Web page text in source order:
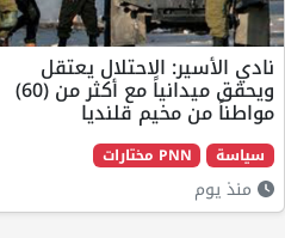
نادي الأسير: الاحتلال يعتقل
ويحقق ميدانياً مع أكثر من (60)
مواطناً من مخيم قلنديا
سياسة PNN مختارات
منذ يوم